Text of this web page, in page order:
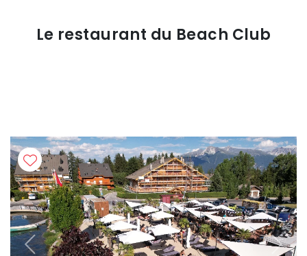
Le restaurant du Beach Club
Previous Next